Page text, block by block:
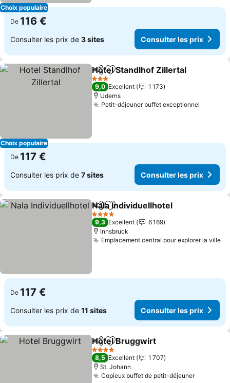
Choix populaire
De 116 €
Consulter les prix de 3 sites Consulter les prix
Choix populaire
PartagerAjouter à mes favoris
Hotel Standlhof Zillertal
3 Étoiles
9,0 Excellent
1 173
Uderns
Petit-déjeuner buffet exceptionnel
De 117 €
Consulter les prix de 7 sites Consulter les prix
PartagerAjouter à mes favoris
Nala Individuellhotel
4 Étoiles
9,3 Excellent
6 169
Innsbruck
Emplacement central pour explorer la ville
De 117 €
Consulter les prix de 11 sites Consulter les prix
PartagerAjouter à mes favoris
Hotel Bruggwirt
4 Étoiles
8,5 Excellent
1 707
St. Johann
Copieux buffet de petit-déjeuner